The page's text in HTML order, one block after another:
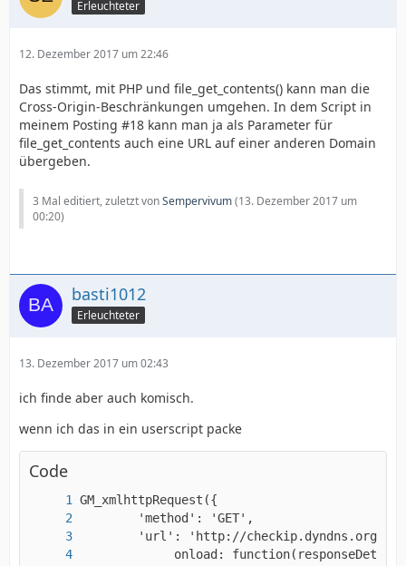
Erleuchteter
12. Dezember 2017 um 22:46
Das stimmt, mit PHP und file_get_contents() kann man die
Cross-Origin-Beschränkungen umgehen. In dem Script in
meinem Posting #18 kann man ja als Parameter für
file_get_contents auch eine URL auf einer anderen Domain
übergeben.
3 Mal editiert, zuletzt vonSempervivum(13. Dezember 2017 um
00:20)
basti1012
Erleuchteter
13. Dezember 2017 um 02:43
ich finde aber auch komisch.
wenn ich das in ein userscript packe
Code